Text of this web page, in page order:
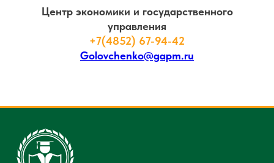
Центр экономики и государственного
управления
+7(4852) 67-94-42
Golovchenko@gapm.ru